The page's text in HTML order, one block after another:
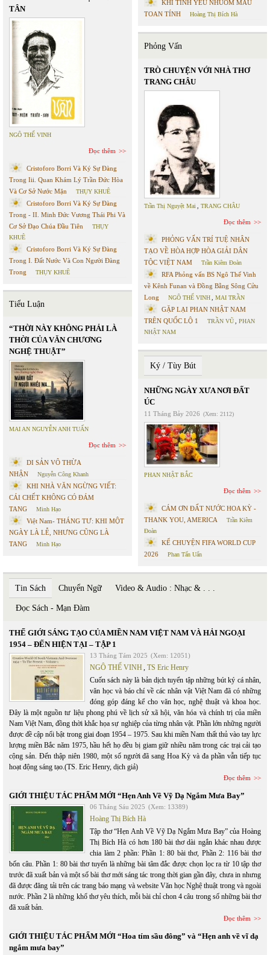
TÂN
NGÔ THẾ VINH
Đọc thêm
Cristoforo Borri Và Ký Sự Đàng
Trong Iii. Quan Khám Lý Trần Đức Hòa
Và Cơ Sở Nước Mặn
THỤY KHUÊ
Cristoforo Borri Và Ký Sự Đàng
Trong - II. Minh Đức Vương Thái Phi Và
Cơ Sở Đạo Chúa Đầu Tiên
THỤY
KHUÊ
Cristoforo Borri Và Ký Sự Đàng
Trong I. Đất Nước Và Con Người Đàng
Trong
THỤY KHUÊ
Tiểu Luận
“THỜI NÀY KHÔNG PHẢI LÀ
THỜI CỦA VĂN CHƯƠNG
NGHỆ THUẬT”
MAI AN NGUYỄN ANH TUẤN
Đọc thêm
DI SẢN VÔ THỪA
NHẬN
Nguyễn Công Khanh
KHI NHÀ VĂN NGỪNG VIẾT:
CÁI CHẾT KHÔNG CÓ ĐÁM
TANG
Minh Hạo
Việt Nam- THÁNG TƯ: KHI MỘT
NGÀY LÀ LỄ, NHƯNG CŨNG LÀ
TANG
Minh Hạo
KHI TÌNH YÊU NHUỐM MÀU
TOAN TÍNH
Hoàng Thị Bích Hà
Phỏng Vấn
TRÒ CHUYỆN VỚI NHÀ THƠ
TRANG CHÂU
Trần Thị Nguyệt Mai TRANG CHÂU
Đọc thêm
PHỎNG VẤN TRÍ TUỆ NHÂN
TẠO VỀ HÒA HỢP HÒA GIẢI DÂN
TỘC VIỆT NAM
Trần Kiêm Đoàn
RFA Phỏng vấn BS Ngô Thế Vinh
về Kênh Funan và Đồng Bằng Sông Cửu
Long
NGÔ THẾ VINH MAI TRẦN
GẶP LẠI PHAN NHẬT NAM
TRÊN QUỐC LỘ 1
TRẦN VŨ
PHAN
NHẬT NAM
Ký / Tùy Bút
NHỮNG NGÀY XƯA NƠI ĐẤT
ÚC
11 Tháng Bảy 2026 (Xem: 2112)
PHAN NHẬT BẮC
Đọc thêm
CÁM ƠN ĐẤT NƯỚC HOA KỲ -
THANK YOU, AMERICA
Trần Kiêm
Đoàn
KỂ CHUYỆN FIFA WORLD CUP
2026
Phan Tấn Uẩn
Tin Sách Chuyển Ngữ Video & Audio : Nhạc & . . .
Đọc Sách - Mạn Đàm
THẾ GIỚI SÁNG TẠO CỦA MIỀN NAM VIỆT NAM VÀ HẢI NGOẠI
1954 – ĐẾN HIỆN TẠI – TẬP 1
13 Tháng Tám 2025 (Xem: 12051)
NGÔ THẾ VINH, TS Eric Henry
Cuốn sách này là bản dịch tuyển tập những bút ký cá nhân,
văn học và báo chí về các nhân vật Việt Nam đã có những
đóng góp đáng kể cho văn học, nghệ thuật và khoa học.
Đây là một nguồn tư liệu phong phú về lịch sử xã hội, văn hóa và chính trị của miền
Nam Việt Nam, đồng thời khắc họa sự nghiệp của từng nhân vật. Phần lớn những người
được đề cập nổi bật trong giai đoạn 1954 – 1975. Sau khi miền Nam thất thủ vào tay lực
lượng miền Bắc năm 1975, hầu hết họ đều bị giam giữ nhiều năm trong các trại cải tạo
cộng sản. Đến thập niên 1980, một số người đã sang Hoa Kỳ và đa phần vẫn tiếp tục
hoạt động sáng tạo.(TS. Eric Henry, dịch giả)
Đọc thêm
GIỚI THIỆU TÁC PHẨM MỚI “Hẹn Anh Về Vỹ Dạ Ngắm Mưa Bay”
06 Tháng Sáu 2025 (Xem: 13389)
Hoàng Thị Bích Hà
Tập thơ “Hẹn Anh Về Vỹ Dạ Ngắm Mưa Bay” của Hoàng
Thị Bích Hà có hơn 180 bài thơ dài ngắn khác nhau được
chia làm 2 phần: Phần 1: 80 bài thơ, Phần 2: 116 bài thơ
bốn câu. Phần 1: 80 bài thơ tuyển là những bài tâm đắc được chọn lọc ra từ 10 tập thơ
trước đã xuất bản và một số bài thơ mới sáng tác trong thời gian gần đây, chưa in nhưng
đã được đăng tải trên các trang báo mạng và website Văn học Nghệ thuật trong và ngoài
nước. Phần 2 là những khổ thơ yêu thích, mỗi bài chỉ chon 4 câu trong số những bài thơ
đã xuất bản.
Đọc thêm
GIỚI THIỆU TÁC PHẨM MỚI “Hoa tím sầu đông” và “Hẹn anh về vĩ dạ
ngắm mưa bay”